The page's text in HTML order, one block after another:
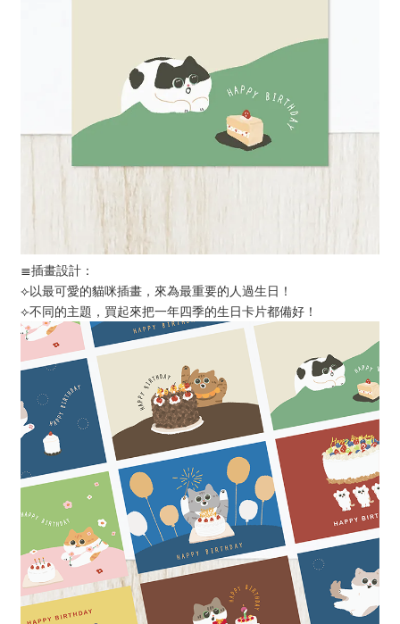
≣插畫設計：
⟣以最可愛的貓咪插畫，來為最重要的人過生日！
⟣不同的主題，買起來把一年四季的生日卡片都備好！